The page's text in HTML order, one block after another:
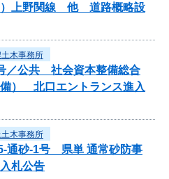
上野関線 他 道路概略設
木事務所
／公共 社会資本整備総合
） 北口エントランス進入
木事務所
通砂-1号 県単 通常砂防事
札公告